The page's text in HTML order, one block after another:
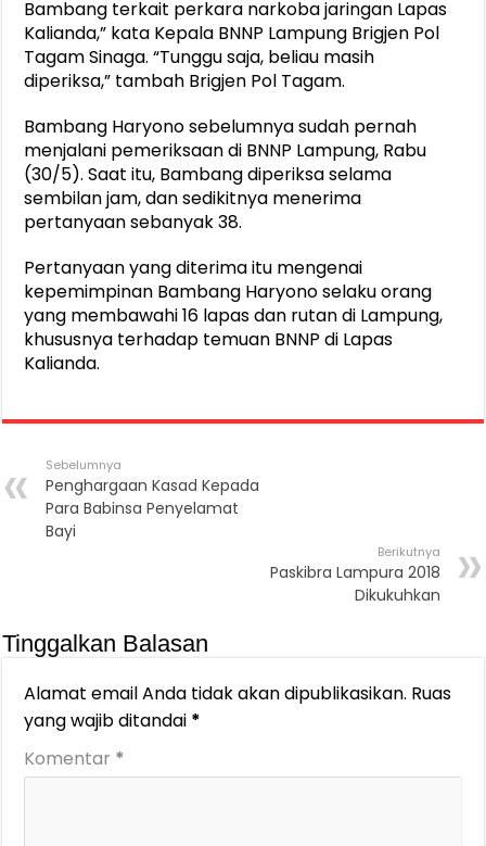
Bambang terkait perkara narkoba jaringan Lapas
Kalianda,” kata Kepala BNNP Lampung Brigjen Pol
Tagam Sinaga. “Tunggu saja, beliau masih
diperiksa,” tambah Brigjen Pol Tagam.
Bambang Haryono sebelumnya sudah pernah
menjalani pemeriksaan di BNNP Lampung, Rabu
(30/5). Saat itu, Bambang diperiksa selama
sembilan jam, dan sedikitnya menerima
pertanyaan sebanyak 38.
Pertanyaan yang diterima itu mengenai
kepemimpinan Bambang Haryono selaku orang
yang membawahi 16 lapas dan rutan di Lampung,
khususnya terhadap temuan BNNP di Lapas
Kalianda.
Sebelumnya
Penghargaan Kasad Kepada
Para Babinsa Penyelamat
Bayi
Berikutnya
Paskibra Lampura 2018
Dikukuhkan
Tinggalkan Balasan
Alamat email Anda tidak akan dipublikasikan. Ruas
yang wajib ditandai *
Komentar *